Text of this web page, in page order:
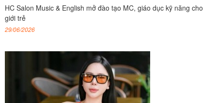
HC Salon Music & English mở đào tạo MC, giáo dục kỹ năng cho
giới trẻ
29/06/2026